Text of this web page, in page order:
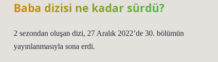
Baba dizisi ne kadar sürdü?
2 sezondan oluşan dizi, 27 Aralık 2022’de 30. bölümün
yayınlanmasıyla sona erdi.